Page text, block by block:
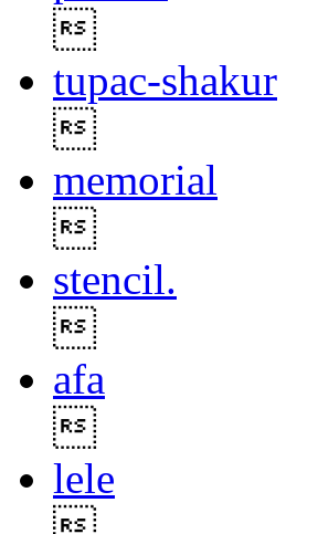
tupac-shakur
memorial
stencil.
afa
lele